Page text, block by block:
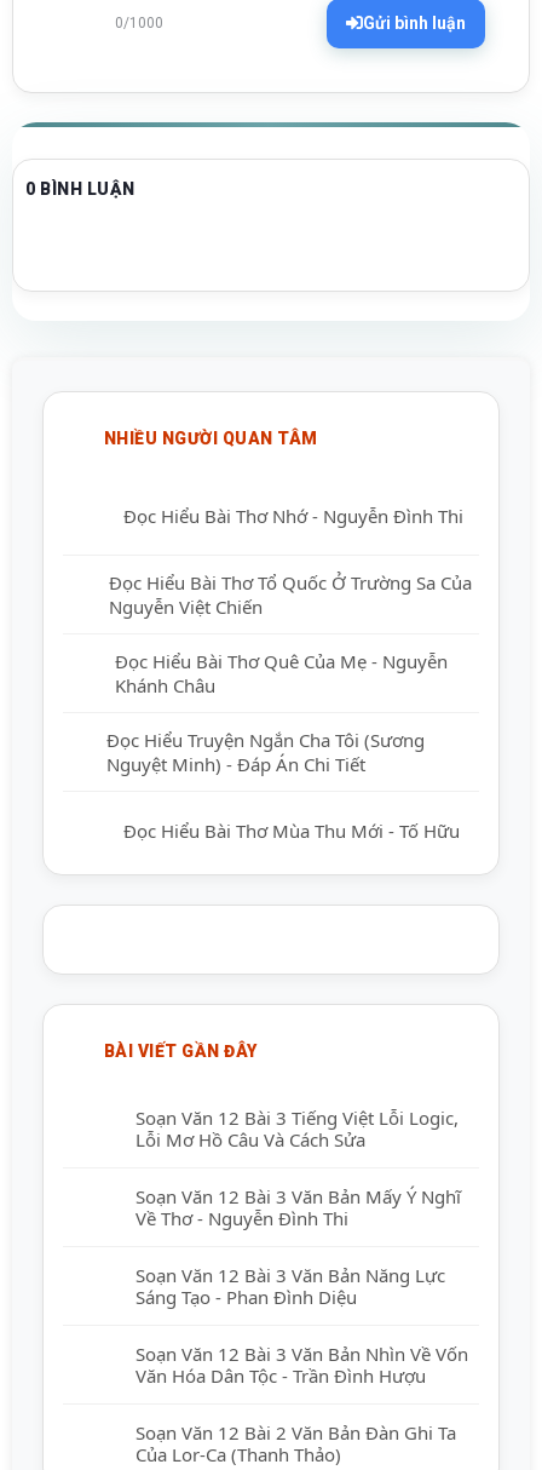
0/1000 Gửi bình luận
0 BÌNH LUẬN
NHIỀU NGƯỜI QUAN TÂM
Đọc Hiểu Bài Thơ Nhớ - Nguyễn Đình Thi
Đọc Hiểu Bài Thơ Tổ Quốc Ở Trường Sa
Của Nguyễn Việt Chiến
Đọc Hiểu Bài Thơ Quê Của Mẹ - Nguyễn
Khánh Châu
Đọc Hiểu Truyện Ngắn Cha Tôi (Sương
Nguyệt Minh) - Đáp Án Chi Tiết
Đọc Hiểu Bài Thơ Mùa Thu Mới - Tố Hữu
BÀI VIẾT GẦN ĐÂY
Soạn Văn 12 Bài 3 Tiếng Việt Lỗi Logic,
Lỗi Mơ Hồ Câu Và Cách Sửa
Soạn Văn 12 Bài 3 Văn Bản Mấy Ý Nghĩ
Về Thơ - Nguyễn Đình Thi
Soạn Văn 12 Bài 3 Văn Bản Năng Lực
Sáng Tạo - Phan Đình Diệu
Soạn Văn 12 Bài 3 Văn Bản Nhìn Về Vốn
Văn Hóa Dân Tộc - Trần Đình Hượu
Soạn Văn 12 Bài 2 Văn Bản Đàn Ghi Ta
Của Lor-Ca (Thanh Thảo)